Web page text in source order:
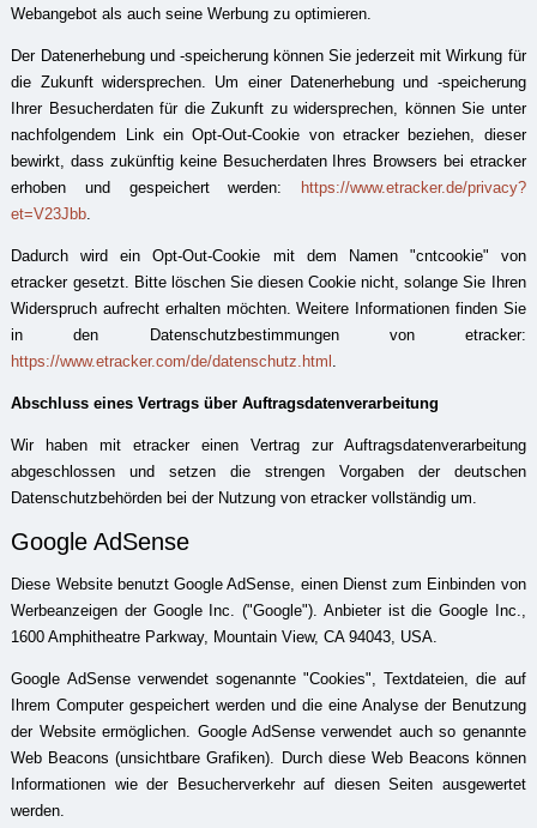
Webangebot als auch seine Werbung zu optimieren.
Der Datenerhebung und -speicherung können Sie jederzeit mit Wirkung für
die Zukunft widersprechen. Um einer Datenerhebung und -speicherung
Ihrer Besucherdaten für die Zukunft zu widersprechen, können Sie unter
nachfolgendem Link ein Opt-Out-Cookie von etracker beziehen, dieser
bewirkt, dass zukünftig keine Besucherdaten Ihres Browsers bei etracker
erhoben und gespeichert werden: https://www.etracker.de/privacy?
et=V23Jbb
Dadurch wird ein Opt-Out-Cookie mit dem Namen "cntcookie" von
etracker gesetzt. Bitte löschen Sie diesen Cookie nicht, solange Sie Ihren
Widerspruch aufrecht erhalten möchten. Weitere Informationen finden Sie
in den Datenschutzbestimmungen von etracker:
https://www.etracker.com/de/datenschutz.html
Abschluss eines Vertrags über Auftragsdatenverarbeitung
Wir haben mit etracker einen Vertrag zur Auftragsdatenverarbeitung
abgeschlossen und setzen die strengen Vorgaben der deutschen
Datenschutzbehörden bei der Nutzung von etracker vollständig um.
Google AdSense
Diese Website benutzt Google AdSense, einen Dienst zum Einbinden von
Werbeanzeigen der Google Inc. ("Google"). Anbieter ist die Google Inc.,
1600 Amphitheatre Parkway, Mountain View, CA 94043, USA.
Google AdSense verwendet sogenannte "Cookies", Textdateien, die auf
Ihrem Computer gespeichert werden und die eine Analyse der Benutzung
der Website ermöglichen. Google AdSense verwendet auch so genannte
Web Beacons (unsichtbare Grafiken). Durch diese Web Beacons können
Informationen wie der Besucherverkehr auf diesen Seiten ausgewertet
werden.